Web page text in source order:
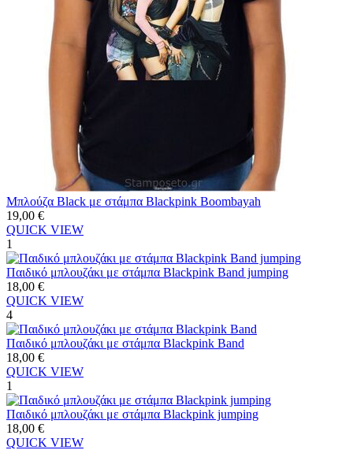
Mπλούζα Black με στάμπα Blackpink Boombayah
19,00 €
QUICK VIEW
1
Παιδικό μπλουζάκι με στάμπα Blackpink Band jumping
18,00 €
QUICK VIEW
4
Παιδικό μπλουζάκι με στάμπα Blackpink Band
18,00 €
QUICK VIEW
1
Παιδικό μπλουζάκι με στάμπα Blackpink jumping
18,00 €
QUICK VIEW